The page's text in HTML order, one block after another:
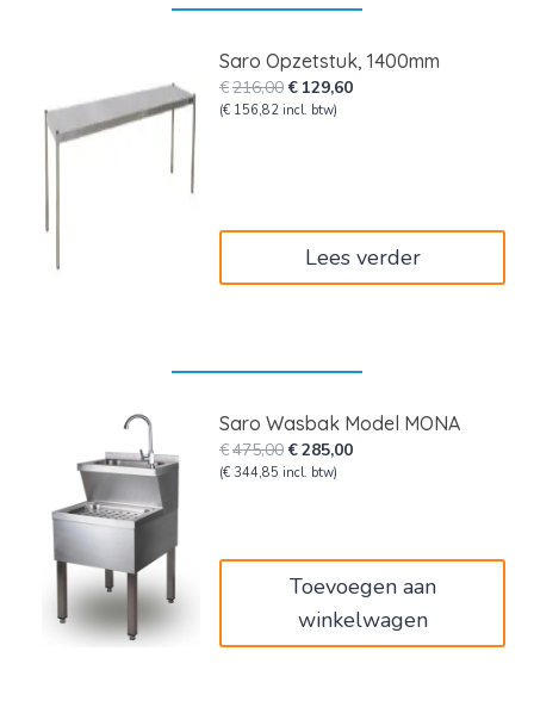
Saro Opzetstuk, 1400mm
€216,00Oorspronkelijke
prijs
€ 129,60Huidige
(€ 156,82 incl. btw)
Lees verder
Saro Wasbak Model MONA
€475,00Oorspronkelijke
prijs
€285,00Huidige
(€ 344,85 incl. btw)
Toevoegen aan
winkelwagen